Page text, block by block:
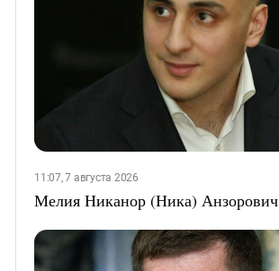
11:07, 7 августа 2026
Мелия Никанор (Ника) Анзорович